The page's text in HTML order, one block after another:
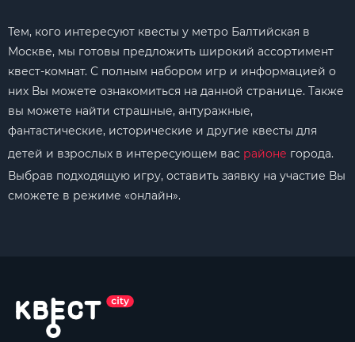
Тем, кого интересуют квесты у метро Балтийская в
Москве, мы готовы предложить широкий ассортимент
квест-комнат. С полным набором игр и информацией о
них Вы можете ознакомиться на данной странице. Также
вы можете найти страшные, антуражные,
фантастические, исторические и другие квесты для
детей и взрослых в интересующем вас районе города.
Выбрав подходящую игру, оставить заявку на участие Вы
сможете в режиме «онлайн».